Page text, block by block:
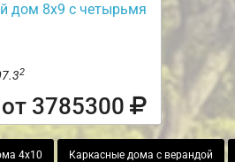
дом 8х9 с четырьмя
2
от 3785300
4х10 Каркасные дома с верандой